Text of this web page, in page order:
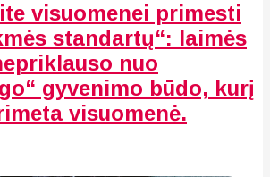
visuomenei primesti
standartų“: laimės
nuo
gyvenimo būdo, kurį
visuomenė.